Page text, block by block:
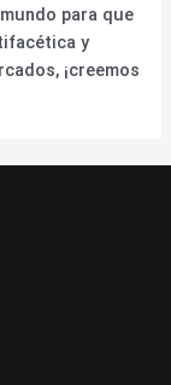
para que
y
¡creemos